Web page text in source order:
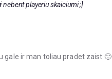
nebent playeriu skaiciumi ;]
gale ir man toliau pradet zaist 🙂